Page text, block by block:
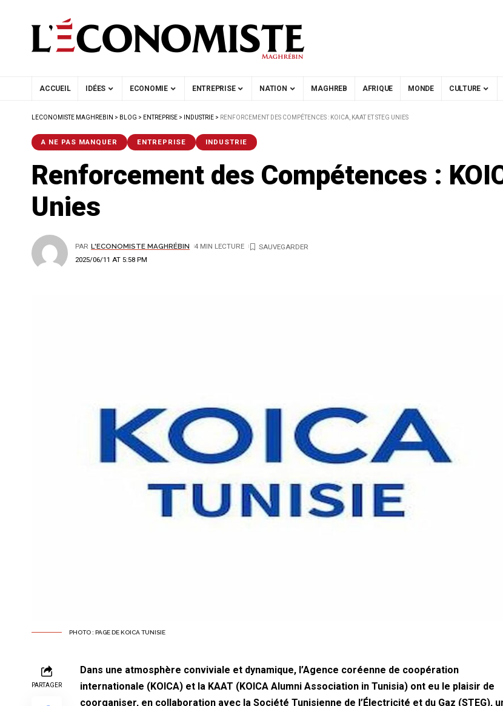
ACCUEIL IDÉES ECONOMIE ENTREPRISE NATION MAGHREB AFRIQUE MONDE CULTURE
LECONOMISTE MAGHREBIN > BLOG > ENTREPRISE > INDUSTRIE > RENFORCEMENT DES COMPÉTENCES : KOICA, KAAT ET STEG UNIES
A NE PAS MANQUER ENTREPRISE INDUSTRIE
Renforcement des Compétences :
Unies
2025/06/11 AT 5:58 PM
PAR L'ECONOMISTE MAGHRÉBIN 4 MIN LECTURE
PHOTO : PAGE DE KOICA TUNISIE
PARTAGER
Dans une atmosphère conviviale et dynamique, l’Agence coréenne de coopération
internationale (KOICA) et la KAAT (KOICA Alumni Association in Tunisia) ont eu le plaisir de
coorganiser, en collaboration avec la Société Tunisienne de l’Électricité et du Gaz (STEG),